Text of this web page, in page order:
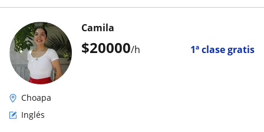
$20000/h 1ª clase gratis
Camila
Choapa
Inglés